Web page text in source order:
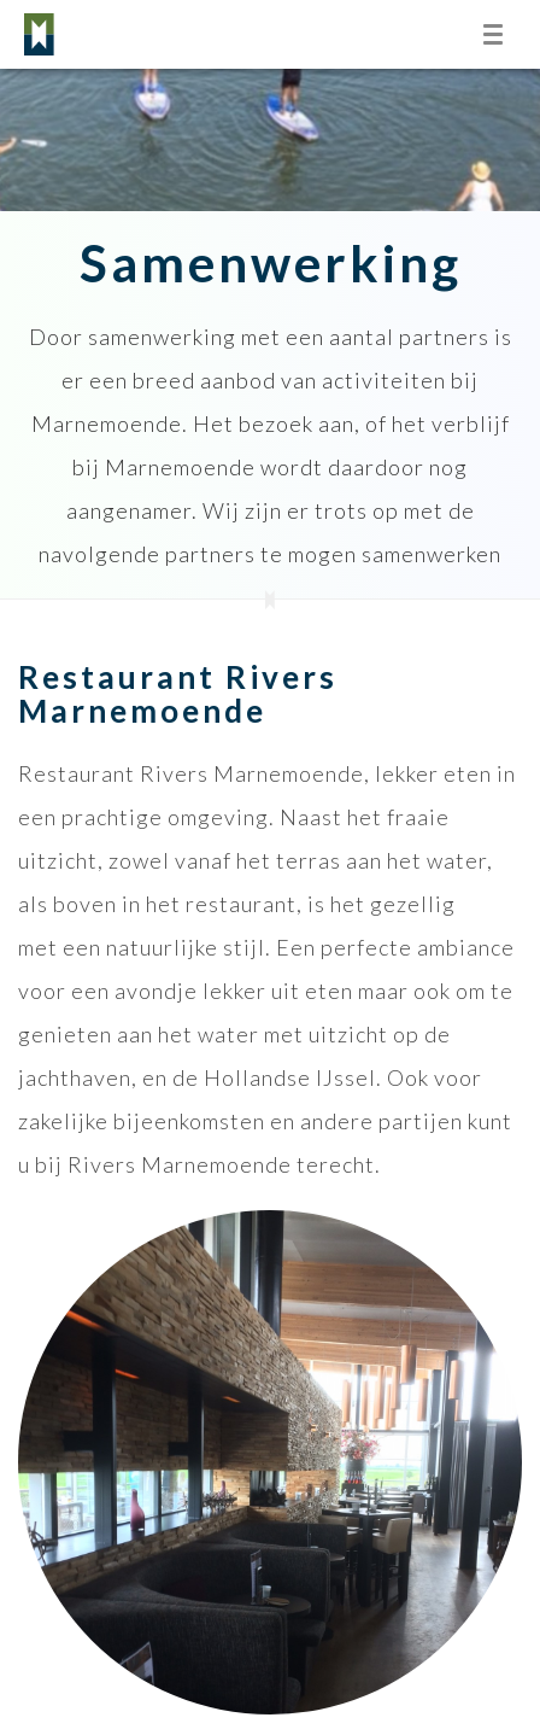
Samenwerking
Door samenwerking met een aantal partners is
er een breed aanbod van activiteiten bij
Marnemoende. Het bezoek aan, of het verblijf
bij Marnemoende wordt daardoor nog
aangenamer. Wij zijn er trots op met de
navolgende partners te mogen samenwerken
Restaurant Rivers
Marnemoende
Restaurant Rivers Marnemoende, lekker eten in
een prachtige omgeving. Naast het fraaie
uitzicht, zowel vanaf het terras aan het water,
als boven in het restaurant, is het gezellig
met een natuurlijke stijl. Een perfecte ambiance
voor een avondje lekker uit eten maar ook om te
genieten aan het water met uitzicht op de
jachthaven, en de Hollandse IJssel. Ook voor
zakelijke bijeenkomsten en andere partijen kunt
u bij Rivers Marnemoende terecht.